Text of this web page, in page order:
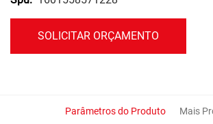
SOLICITAR ORÇAMENTO
Parâmetros do Produto Mais